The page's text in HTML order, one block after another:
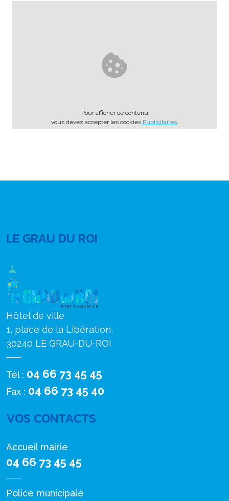
Pour afficher ce contenu
vous devez accepter les cookies Publicitaires.
LE GRAU DU ROI
Hôtel de ville
1, place de la Libération,
30240 LE GRAU-DU-ROI
Tél : 04 66 73 45 45
Fax : 04 66 73 45 40
VOS CONTACTS
Accueil mairie
04 66 73 45 45
Police municipale